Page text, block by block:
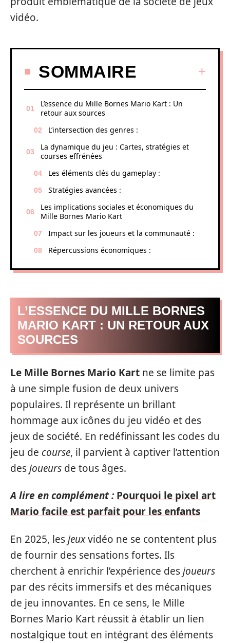
vidéo.
SOMMAIRE
L’essence du Mille Bornes Mario Kart : Un
retour aux sources
L’intersection des genres :
La dynamique du jeu : Cartes, stratégies et
courses effrénées
Les éléments clés du gameplay :
Stratégies avancées :
Les implications sociales et économiques du
Mille Bornes Mario Kart
Impact sur les joueurs et la communauté :
Répercussions économiques :
L’ESSENCE DU MILLE BORNES
MARIO KART : UN RETOUR AUX
SOURCES
Le Mille Bornes Mario Kart ne se limite pas
à une simple fusion de deux univers
populaires. Il représente un brillant
hommage aux icônes du jeu vidéo et des
jeux de société. En redéfinissant les codes du
jeu de course, il parvient à captiver l’attention
desjoueurs de tous âges.
A lire en complément : Pourquoi le pixel art
Mario facile est parfait pour les enfants
En 2025, lesjeuxvidéo ne se contentent plus
de fournir des sensations fortes. Ils
cherchent à enrichir l’expérience desjoueurs
par des récits immersifs et des mécaniques
de jeu innovantes. En ce sens, le Mille
Bornes Mario Kart réussit à établir un lien
nostalgique tout en intégrant des éléments